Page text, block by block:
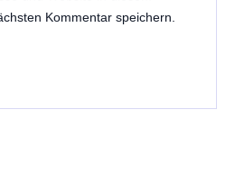
Kommentar speichern.